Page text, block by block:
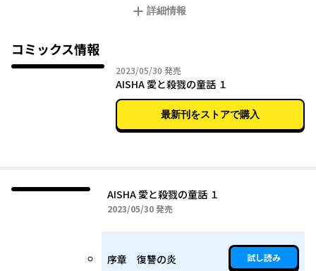
傷心の彼は愛情のすべてを双子に注ぐが、
再婚相手を探すことになるが――。
豪華な荘園で暮らす美しい双子姉妹と、
継母とその息子たちをめぐる愛と憎しみの物語。
中国国内で大反響を呼んだFajiteによる
ゴシックサスペンス、初の日本上陸！
詳細情報
コミックス情報
2023/05/30 2023年05月30日
発売
AISHA 愛と殺戮の童話 １
最新刊をストアで購入
AISHA 愛と殺戮の童話 １
2023/05/302023年05月30日
発売
序章 復讐の炎 試し読み